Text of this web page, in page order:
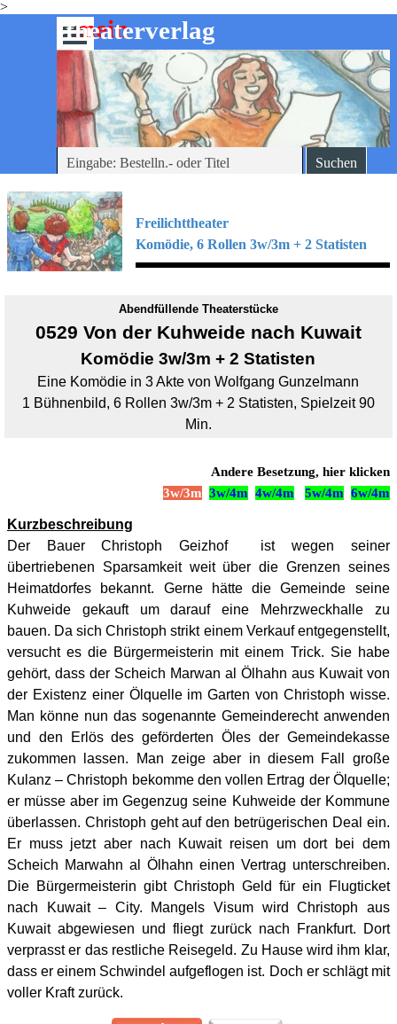
>
Direkt zum Seiteninhalt
-theaterverlag
mein
Menü überspringen
Suchen
Freilichttheater
Komödie, 6 Rollen 3w/3m + 2 Statisten
Abendfüllende Theaterstücke
0529 Von der Kuhweide nach Kuwait
Komödie 3w/3m + 2 Statisten
Eine Komödie in 3 Akte von Wolfgang Gunzelmann
1 Bühnenbild, 6 Rollen 3w/3m + 2 Statisten, Spielzeit 90
Min.
Andere Besetzung, hier klicken
3w/3m 3w/4m 4w/4m 5w/4m 6w/4m
Kurzbeschreibung
Der Bauer Christoph Geizhof ist wegen seiner
übertriebenen Sparsamkeit weit über die Grenzen seines
Heimatdorfes bekannt. Gerne hätte die Gemeinde seine
Kuhweide gekauft um darauf eine Mehrzweckhalle zu
bauen. Da sich Christoph strikt einem Verkauf entgegenstellt,
versucht es die Bürgermeisterin mit einem Trick. Sie habe
gehört, dass der Scheich Marwan al Ölhahn aus Kuwait von
der Existenz einer Ölquelle im Garten von Christoph wisse.
Man könne nun das sogenannte Gemeinderecht anwenden
und den Erlös des geförderten Öles der Gemeindekasse
zukommen lassen. Man zeige aber in diesem Fall große
Kulanz – Christoph bekomme den vollen Ertrag der Ölquelle;
er müsse aber im Gegenzug seine Kuhweide der Kommune
überlassen. Christoph geht auf den betrügerischen Deal ein.
Er muss jetzt aber nach Kuwait reisen um dort bei dem
Scheich Marwahn al Ölhahn einen Vertrag unterschreiben.
Die Bürgermeisterin gibt Christoph Geld für ein Flugticket
nach Kuwait – City. Mangels Visum wird Christoph aus
Kuwait abgewiesen und fliegt zurück nach Frankfurt. Dort
verprasst er das restliche Reisegeld. Zu Hause wird ihm klar,
dass er einem Schwindel aufgeflogen ist. Doch er schlägt mit
voller Kraft zurück.